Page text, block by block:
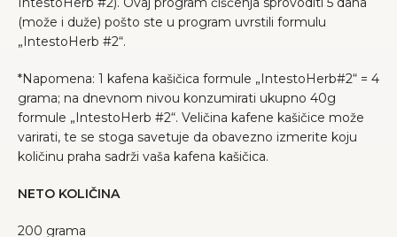
(može i duže) pošto ste u program uvrstili formulu
„IntestoHerb #2“.
*Napomena: 1 kafena kašičica formule „IntestoHerb#2“ = 4
grama; na dnevnom nivou konzumirati ukupno 40g
formule „IntestoHerb #2“. Veličina kafene kašičice može
varirati, te se stoga savetuje da obavezno izmerite koju
količinu praha sadrži vaša kafena kašičica.
NETO KOLIČINA
200 grama